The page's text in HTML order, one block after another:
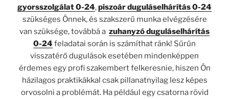
gyorsszolgálat 0-24,piszoár duguláselhárítás 0-24
szükséges Önnek, és szakszerű munka elvégzésére
van szüksége, továbbá a zuhanyzó duguláselhárítás
0-24 feladatai során is számíthat ránk! Sűrűn
visszatérő dugulások esetében mindenképpen
érdemes egy profi szakembert felkeresnie, hiszen Ön
házilagos praktikákkal csak pillanatnyilag lesz képes
orvosolni a problémát. Ha például egy csatorna rövid